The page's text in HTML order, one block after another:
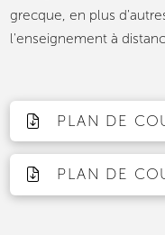
grecque, en plus
l'enseignement à
PLAN DE
PLAN DE